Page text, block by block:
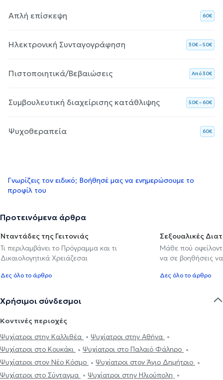
Απλή επίσκεψη 60€
Ηλεκτρονική Συνταγογράφηση 30€ – 50€
Πιστοποιητικά/Βεβαιώσεις Aπό 30€
Συμβουλευτική διαχείρισης κατάθλιψης 50€ – 60€
Ψυχοθεραπεία 60€
Γνωρίζεις τον ειδικό; Βοήθησέ μας να ενημερώσουμε το
προφίλ του
Προτεινόμενα άρθρα
Νταντάδες της Γειτονιάς
Τι περιλαμβάνει το Πρόγραμμα και τι
Δικαιολογητικά Χρειάζεσαι
Δες όλο το άρθρο
Σεξουαλικές
Μάθε πού
να σε βοηθήσεις να
Δες όλο το άρθρο
Χρήσιμοι σύνδεσμοι
Κοντινές περιοχές
Ψυχίατροι στην Καλλιθέα
Ψυχίατροι στην Αθήνα
Ψυχίατροι στο Κουκάκι
Ψυχίατροι στο Παλαιό Φάληρο
Ψυχίατροι στον Νέο Κόσμο
Ψυχίατροι στον Άγιο Δημήτριο
Ψυχίατροι στο Σύνταγμα
Ψυχίατροι στην Ηλιούπολη